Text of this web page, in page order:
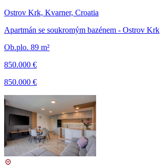
Ostrov Krk, Kvarner, Croatia
Apartmán se soukromým bazénem - Ostrov Krk
Ob.plo. 89 m²
850.000 €
850.000 €